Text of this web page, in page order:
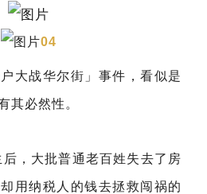
04
大战华尔街」事件，看似是
其必然性。
，大批普通老百姓失去了房
用纳税人的钱去拯救闯祸的